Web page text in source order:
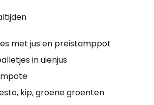
met jus en preistamppot
in uienjus
kip, groene groenten